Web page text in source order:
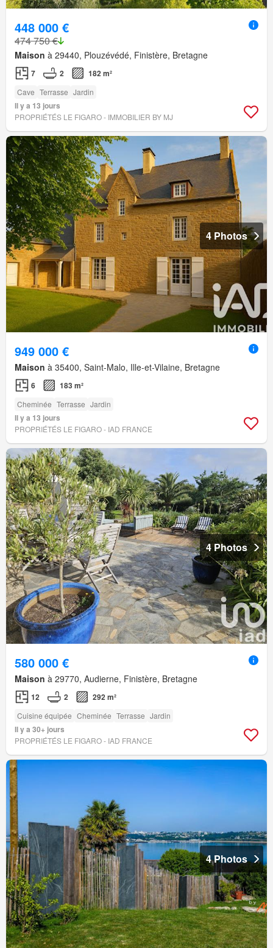
448 000 €
474 750 €
Maison à 29440, Plouzévédé, Finistère, Bretagne
7 2 182 m²
Cave Terrasse Jardin
Il y a 13 jours
PROPRIÉTÉS LE FIGARO - IMMOBILIER BY MJ
4 Photos
949 000 €
Maison à 35400, Saint-Malo, Ille-et-Vilaine, Bretagne
6 183 m²
Cheminée Terrasse Jardin
Il y a 13 jours
PROPRIÉTÉS LE FIGARO - IAD FRANCE
4 Photos
580 000 €
Maison à 29770, Audierne, Finistère, Bretagne
12 2 292 m²
Cuisine équipée Cheminée Terrasse Jardin
Il y a 30+ jours
PROPRIÉTÉS LE FIGARO - IAD FRANCE
4 Photos